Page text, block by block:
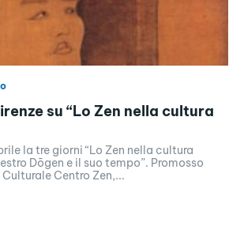
su “Lo Zen nella cultura
la tre giorni “Lo Zen nella cultura
Dōgen e il suo tempo”. Promosso
Centro Zen,...